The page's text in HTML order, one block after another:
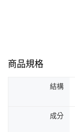
商品規格
結構
成分